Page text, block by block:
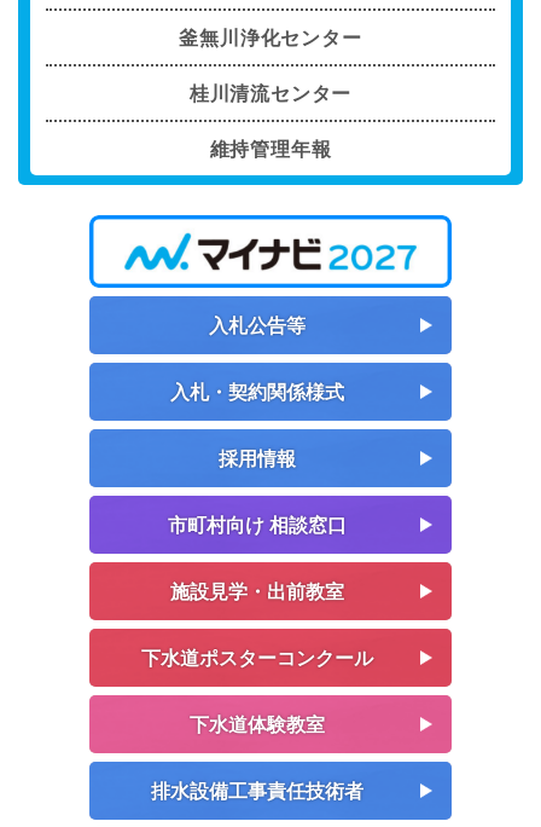
釜無川浄化センター
桂川清流センター
維持管理年報
入札公告等
入札・契約関係様式
採用情報
市町村向け 相談窓口
施設見学・出前教室
下水道ポスターコンクール
下水道体験教室
排水設備工事責任技術者